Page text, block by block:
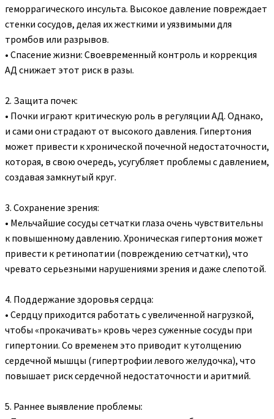
геморрагического инсульта. Высокое давление повреждает
стенки сосудов, делая их жесткими и уязвимыми для
тромбов или разрывов.
• Спасение жизни: Своевременный контроль и коррекция
АД снижает этот риск в разы.
2. Защита почек:
• Почки играют критическую роль в регуляции АД. Однако,
и сами они страдают от высокого давления. Гипертония
может привести к хронической почечной недостаточности,
которая, в свою очередь, усугубляет проблемы с давлением,
создавая замкнутый круг.
3. Сохранение зрения:
• Мельчайшие сосуды сетчатки глаза очень чувствительны
к повышенному давлению. Хроническая гипертония может
привести к ретинопатии (повреждению сетчатки), что
чревато серьезными нарушениями зрения и даже слепотой.
4. Поддержание здоровья сердца:
• Сердцу приходится работать с увеличенной нагрузкой,
чтобы «прокачивать» кровь через суженные сосуды при
гипертонии. Со временем это приводит к утолщению
сердечной мышцы (гипертрофии левого желудочка), что
повышает риск сердечной недостаточности и аритмий.
5. Раннее выявление проблемы: